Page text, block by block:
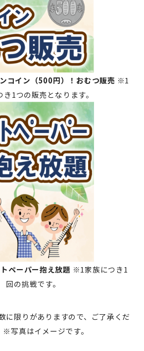
コイン（500円）！おむつ販売 ※1
き1つの販売となります。
ペーパー抱え放題 ※1家族につき1
回の挑戦です。
に限りがありますので、ご了承くだ
※写真はイメージです。